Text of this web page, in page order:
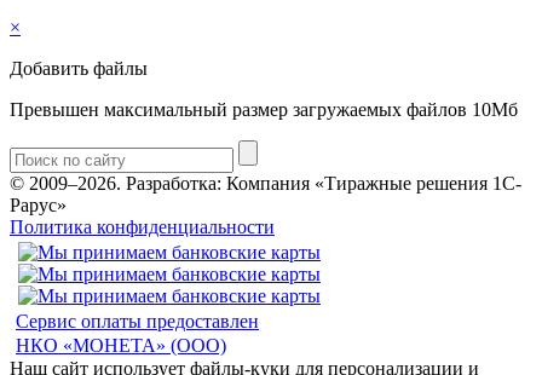
×
Добавить файлы
Превышен максимальный размер загружаемых файлов 10Мб
© 2009–2026. Разработка: Компания «Тиражные решения 1С-
Рарус»
Политика конфиденциальности
Сервис оплаты предоставлен
НКО «МОНЕТА» (ООО)
Наш сайт использует файлы-куки для персонализации и